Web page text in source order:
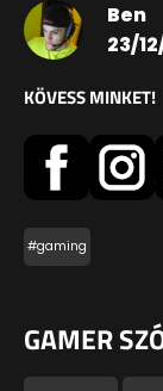
Ben
23/
KÖVESS MINKET!
#gaming
GAMER